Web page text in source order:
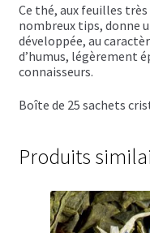
Coffrets boissons
Mélanges pour
Rhums arrangés
Vodkas
Cafés aromatisés
Ce thé, aux feuilles
nombreux tips, donne
développée, au
d’humus, légèrement
connaisseurs.
Boîte de 25 sachets
Produits